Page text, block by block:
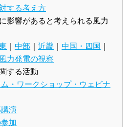
する考え方
影響があると考えられる風力
中部 近畿 中国・四国
力発電の視察
する活動
・ワークショップ・ウェビナ
演
加